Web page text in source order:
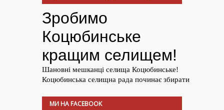
МИ НА FACEBOOK